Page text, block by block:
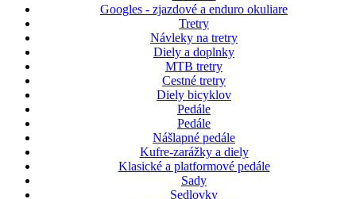
Googles - zjazdové a enduro okuliare
Tretry
Návleky na tretry
Diely a doplnky
MTB tretry
Cestné tretry
Diely bicyklov
Pedále
Pedále
Nášlapné pedále
Kufre-zarážky a diely
Klasické a platformové pedále
Sady
Sedlovky